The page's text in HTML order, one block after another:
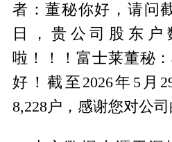
者：董秘你好，请问
日，贵公司股东
啦！！！富士莱董秘
好！截至2026年5月
8,228户，感谢您对公司